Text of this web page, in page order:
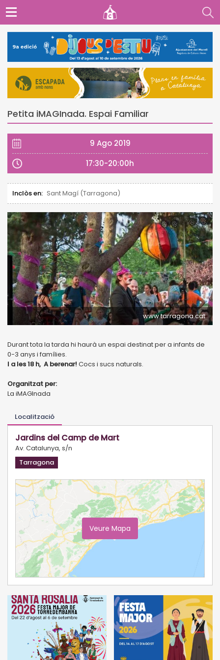
Petita iMAGInada. Espai Familiar
9 Ago 2019
17:30-20:00h
Inclòs en: Sant Magí (Tarragona)
www.tarragona.cat
Durant tota la tarda hi haurà un espai destinat per a infants de
0-3 anys i famílies.
I a les 18 h, A berenar! Cocs i sucs naturals.
Organitzat per:
La iMAGInada
Localització
Jardins del Camp de Mart
Av. Catalunya, s/n
Tarragona
Veure Mapa